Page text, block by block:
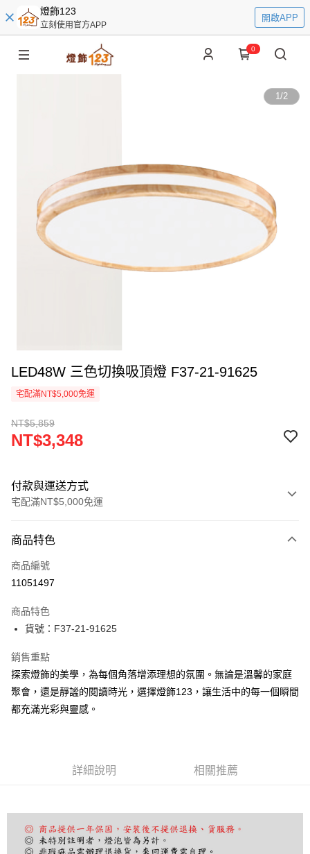
燈飾123
立刻使用官方APP
開啟APP
0
1/2
LED48W 三色切換吸頂燈 F37-21-91625
宅配滿NT$5,000免運
NT$5,859
NT$3,348
付款與運送方式
宅配滿NT$5,000免運
信用卡一次付款
LINE Pay
街口支付
悠遊付
Google Pay
全盈+PAY
AFTEE先享後付是「在收到商品之後才付款」的支付方式。 讓您購物簡單
３．安心：先確認商品／服務後，再付款。
【「AFTEE先享後付」結帳流程】
宅配
每筆NT$180，滿NT$5,000(含以上)免運費
商品特色
商品編號
11051497
商品特色
貨號：F37-21-91625
銷售重點
探索燈飾的美學，為每個角落增添理想的氛圍。無論是溫馨的家庭
聚會，還是靜謐的閱讀時光，選擇燈飾123，讓生活中的每一個瞬間
都充滿光彩與靈感。
詳細說明 相關推薦